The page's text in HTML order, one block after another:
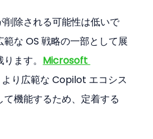
削除される可能性は低いで
な OS 戦略の一部として展
ます。 Microsoft
より広範な Copilot エコシス
機能するため、定着する